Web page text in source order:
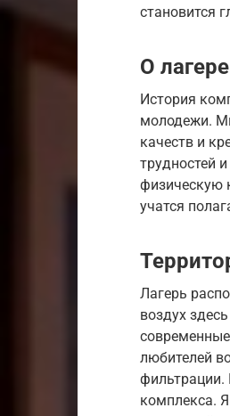
становится
О лагере
История
молодежи.
качеств и
трудностей
физическую
учатся
Лагерь
воздух
любителей
фильтрации.
комплекса.